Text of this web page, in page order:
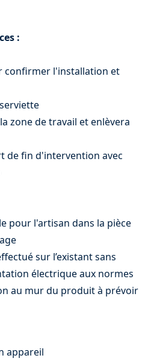
électrique
électrique
:
confirmer l'installation et
zone de travail et enlèvera
de fin d'intervention avec
pour l'artisan dans la pièce
sur l’existant sans
électrique aux normes
au mur du produit à prévoir
appareil